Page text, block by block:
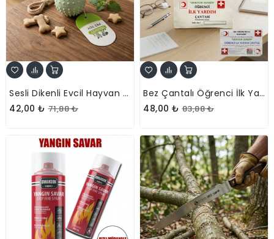
Sesli Dikenli Evcil Hayvan Oyuncak Topu
42,00 ₺ 71,88 ₺
Bez Çantalı Öğrenci İlk Yardım Seti
48,00 ₺ 83,88 ₺